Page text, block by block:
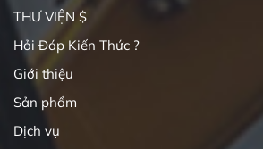
THƯ VIỆN $
Hỏi Đáp Kiến Thức ?
Giới thiệu
Sản phẩm
Dịch vụ